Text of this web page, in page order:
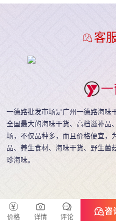
客
一德路批发市场是广州一德路海味
全国最大的海味干货、高档滋补品
场，不仅品种多，而且价格便宜，
品、养生食材、海味干货、野生菌
珍海味。
Copyright © 一德路批发市场
价格 详情 评论
咨